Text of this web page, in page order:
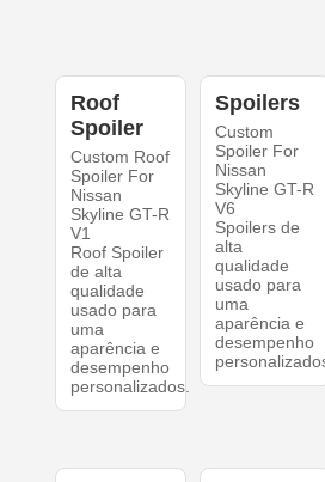
Roof
Spoiler
Custom Roof
Spoiler For
Nissan
Skyline GT-R
V1
Roof Spoiler
de alta
qualidade
usado para
uma
aparência e
desempenho
personalizados.
Spoilers
Custom
Spoiler For
Nissan
Skyline GT-R
V6
Spoilers de
alta
qualidade
usado para
uma
aparência e
desempenho